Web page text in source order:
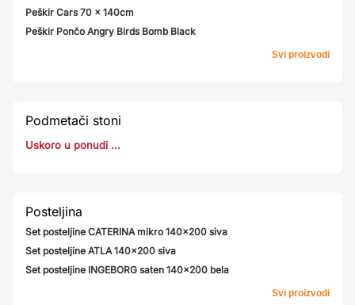
Peškir Cars 70 x 140cm
Peškir Pončo Angry Birds Bomb Black
Svi proizvodi
Podmetači stoni
Uskoro u ponudi ...
Posteljina
Set posteljine CATERINA mikro 140x200 siva
Set posteljine ATLA 140x200 siva
Set posteljine INGEBORG saten 140x200 bela
Svi proizvodi